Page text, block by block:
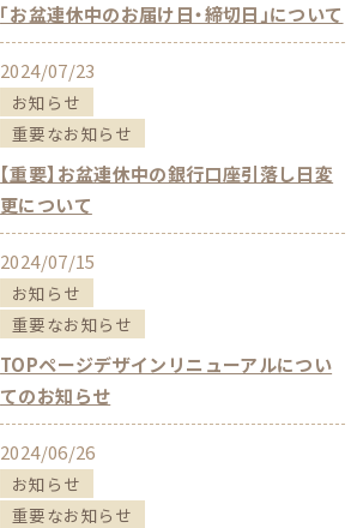
「お盆連休中のお届け日・締切日」について
2024/07/23
お知らせ
重要なお知らせ
【重要】お盆連休中の銀行口座引落し日変
更について
2024/07/15
お知らせ
重要なお知らせ
TOPページデザインリニューアルについ
てのお知らせ
2024/06/26
お知らせ
重要なお知らせ